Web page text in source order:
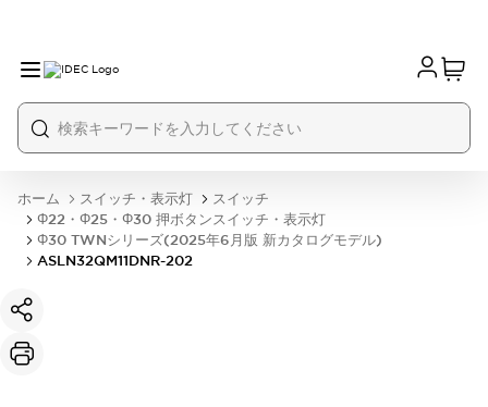
ホーム スイッチ・表示灯
スイッチ
Φ22・Φ25・Φ30 押ボタンスイッチ・表示灯
Φ30 TWNシリーズ(2025年6月版 新カタログモデル)
ASLN32QM11DNR-202